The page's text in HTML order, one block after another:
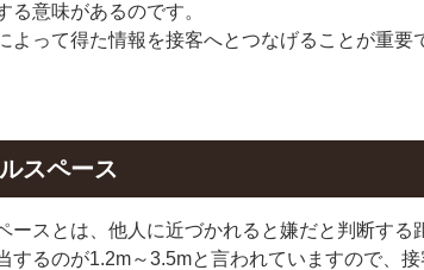
る意味があるのです。
よって得た情報を接客へとつなげることが重要
スペース
ースとは、他人に近づかれると嫌だと判断する
するのが1.2m～3.5mと言われていますので、